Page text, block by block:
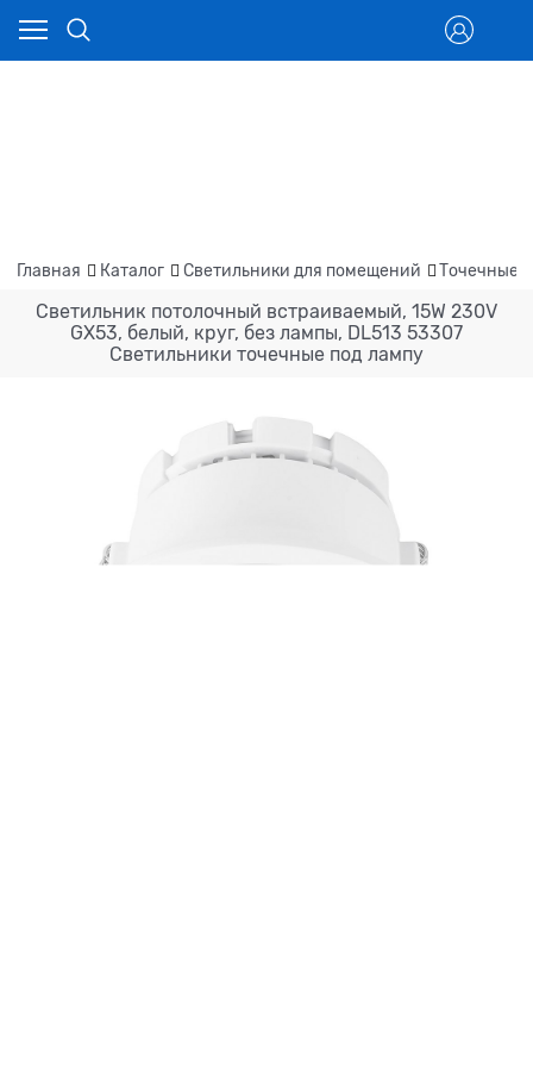
Главная Каталог Светильники для помещений Точечные
Светильник потолочный встраиваемый, 15W 230V
GX53, белый, круг, без лампы, DL513 53307
Светильники точечные под лампу